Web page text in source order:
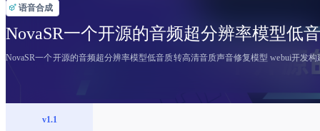
语音合成
NovaSR一个开源的音频超分辨率模型低
NovaSR一个开源的音频超分辨率模型低音质转高清音质声音修复模型 webui开发构
v1.1